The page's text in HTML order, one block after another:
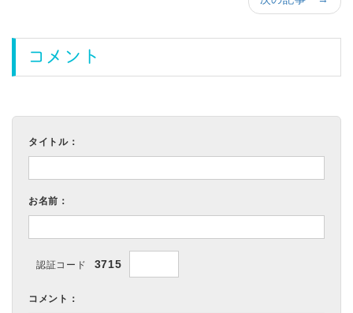
コメント
タイトル：
お名前：
認証コード 3715
コメント：